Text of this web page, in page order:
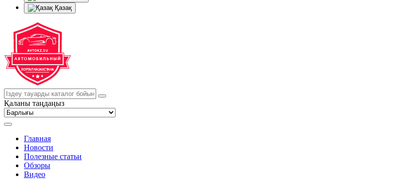
Қазақ
Қаланы таңдаңыз
Главная
Новости
Полезные статьи
Обзоры
Видео